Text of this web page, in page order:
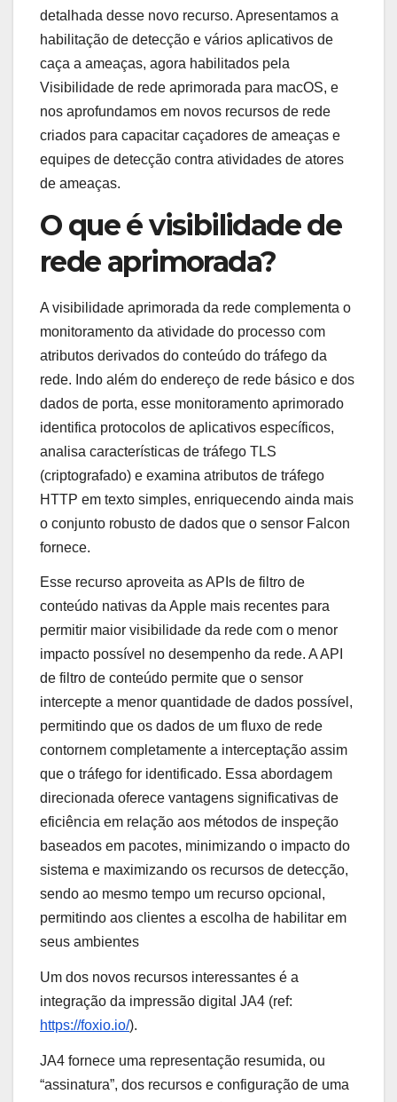
detalhada desse novo recurso. Apresentamos a
habilitação de detecção e vários aplicativos de
caça a ameaças, agora habilitados pela
Visibilidade de rede aprimorada para macOS, e
nos aprofundamos em novos recursos de rede
criados para capacitar caçadores de ameaças e
equipes de detecção contra atividades de atores
de ameaças.
O que é visibilidade de
rede aprimorada?
A visibilidade aprimorada da rede complementa o
monitoramento da atividade do processo com
atributos derivados do conteúdo do tráfego da
rede. Indo além do endereço de rede básico e dos
dados de porta, esse monitoramento aprimorado
identifica protocolos de aplicativos específicos,
analisa características de tráfego TLS
(criptografado) e examina atributos de tráfego
HTTP em texto simples, enriquecendo ainda mais
o conjunto robusto de dados que o sensor Falcon
fornece.
Esse recurso aproveita as APIs de filtro de
conteúdo nativas da Apple mais recentes para
permitir maior visibilidade da rede com o menor
impacto possível no desempenho da rede. A API
de filtro de conteúdo permite que o sensor
intercepte a menor quantidade de dados possível,
permitindo que os dados de um fluxo de rede
contornem completamente a interceptação assim
que o tráfego for identificado. Essa abordagem
direcionada oferece vantagens significativas de
eficiência em relação aos métodos de inspeção
baseados em pacotes, minimizando o impacto do
sistema e maximizando os recursos de detecção,
sendo ao mesmo tempo um recurso opcional,
permitindo aos clientes a escolha de habilitar em
seus ambientes
Um dos novos recursos interessantes é a
integração da impressão digital JA4 (ref:
https://foxio.io/).
JA4 fornece uma representação resumida, ou
“assinatura”, dos recursos e configuração de uma